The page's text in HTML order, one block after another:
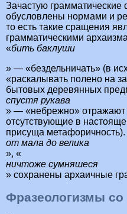
Зачастую
обусловлены нормами и
то есть такие сращения
грамматическими
«бить баклуши
» — «бездельничать» (в
«раскалывать полено на
бытовых деревянных
спустя рукава
» — «небрежно» отражают
отсутствующие в
присуща
от мала до велика
», «
ничтоже сумняшеся
» сохранены архаичные
Фразеологизмы